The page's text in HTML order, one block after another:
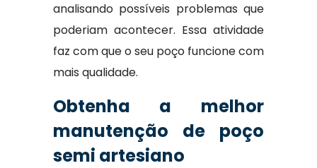
analisando possíveis problemas que
poderiam acontecer. Essa atividade
faz com que o seu poço funcione com
mais qualidade.
Obtenha a melhor
manutenção de poço
semi artesiano